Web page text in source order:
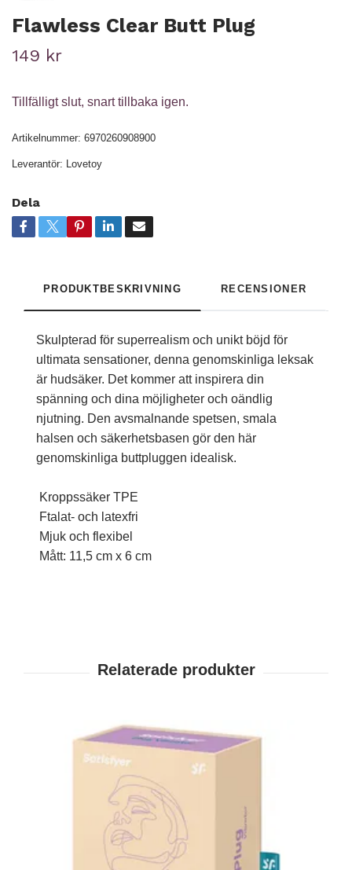
Flawless Clear Butt Plug
149 kr
Tillfälligt slut, snart tillbaka igen.
Artikelnummer: 6970260908900
Leverantör: Lovetoy
Dela
PRODUKTBESKRIVNING RECENSIONER
Skulpterad för superrealism och unikt böjd för
ultimata sensationer, denna genomskinliga leksak
är hudsäker. Det kommer att inspirera din
spänning och dina möjligheter och oändlig
njutning. Den avsmalnande spetsen, smala
halsen och säkerhetsbasen gör den här
genomskinliga buttpluggen idealisk.
Kroppssäker TPE
Ftalat- och latexfri
Mjuk och flexibel
Mått: 11,5 cm x 6 cm